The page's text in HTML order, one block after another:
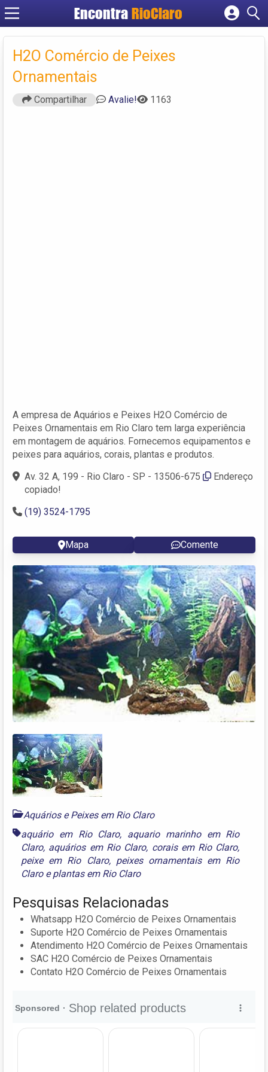
Encontra RioClaro
Cadastrar empresa
Criar conta
H2O Comércio de Peixes
Ornamentais
Compartilhar Avalie! 1163
A empresa de Aquários e Peixes H2O Comércio de
Peixes Ornamentais em Rio Claro tem larga experiência
em montagem de aquários. Fornecemos equipamentos e
peixes para aquários, corais, plantas e produtos.
Av. 32 A, 199 - Rio Claro - SP - 13506-675
Endereço
copiado!
(19) 3524-1795
Mapa Comente
Aquários e Peixes em Rio Claro
aquário em Rio Claro, aquario marinho em Rio
Claro, aquários em Rio Claro, corais em Rio Claro,
peixe em Rio Claro, peixes ornamentais em Rio
Claroeplantas em Rio Claro
Pesquisas Relacionadas
Whatsapp H2O Comércio de Peixes Ornamentais
Suporte H2O Comércio de Peixes Ornamentais
Atendimento H2O Comércio de Peixes Ornamentais
SAC H2O Comércio de Peixes Ornamentais
Contato H2O Comércio de Peixes Ornamentais